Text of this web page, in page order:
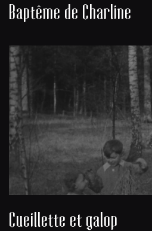
Baptême de Charline
Cueillette et galop